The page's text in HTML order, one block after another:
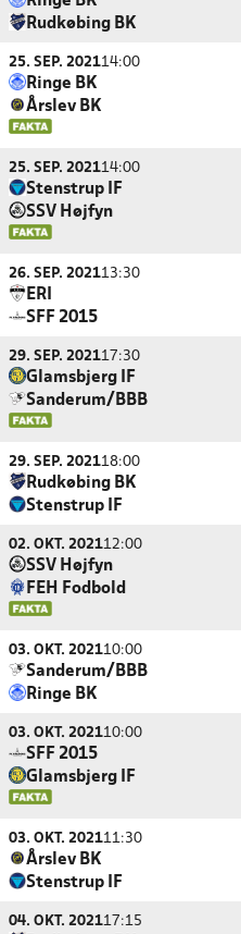
Rudkøbing BK
25. SEP. 202114:00
Ringe BK
Årslev BK
25. SEP. 202114:00
Stenstrup IF
SSV Højfyn
26. SEP. 202113:30
ERI
SFF 2015
29. SEP. 202117:30
Glamsbjerg IF
Sanderum/BBB
29. SEP. 202118:00
Rudkøbing BK
Stenstrup IF
02. OKT. 202112:00
SSV Højfyn
FEH Fodbold
03. OKT. 202110:00
Sanderum/BBB
Ringe BK
03. OKT. 202110:00
SFF 2015
Glamsbjerg IF
03. OKT. 202111:30
Årslev BK
Stenstrup IF
04. OKT. 202117:15